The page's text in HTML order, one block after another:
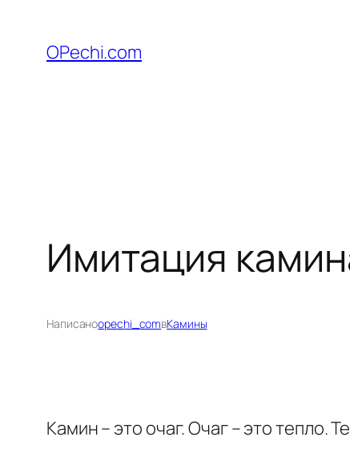
содержимому
OPechi.com
Имитация
Написаноopechi_comвКамины
Камин – это очаг. Очаг – это тепло.